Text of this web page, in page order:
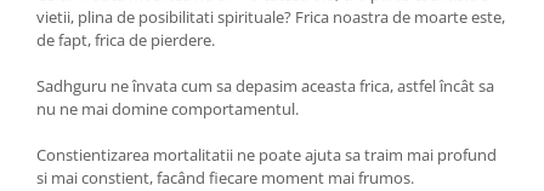
vietii, plina de posibilitati spirituale? Frica noastra de moarte este,
de fapt, frica de pierdere.
Sadhguru ne învata cum sa depasim aceasta frica, astfel încât sa
nu ne mai domine comportamentul.
Constientizarea mortalitatii ne poate ajuta sa traim mai profund
si mai constient, facând fiecare moment mai frumos.